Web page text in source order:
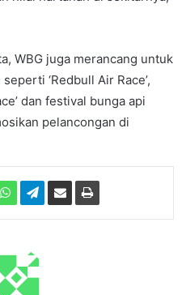
WBG juga merancang untuk
‘Redbull Air Race’,
dan festival bunga api
pelancongan di